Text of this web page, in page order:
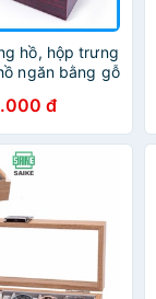
hồ, hộp trưng
ngăn bằng gỗ
đ